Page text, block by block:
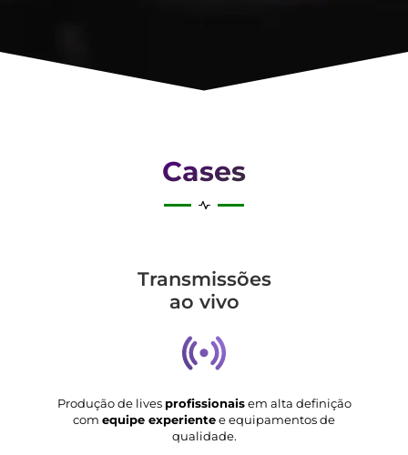
Cases
Transmis­sões
ao vivo
Produção de lives profissionaisem alta definição
com equipe experientee equipamentos de
qualidade.